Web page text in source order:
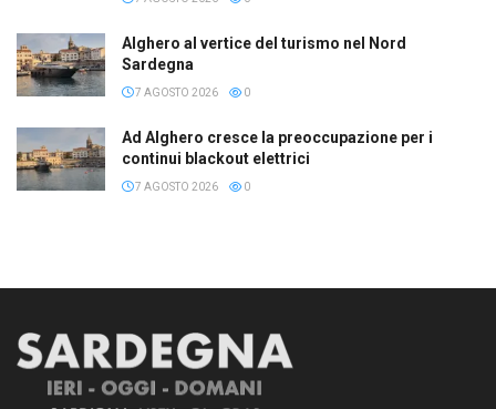
Alghero al vertice del turismo nel Nord
Sardegna
7 AGOSTO 2026 0
Ad Alghero cresce la preoccupazione per i
continui blackout elettrici
7 AGOSTO 2026 0